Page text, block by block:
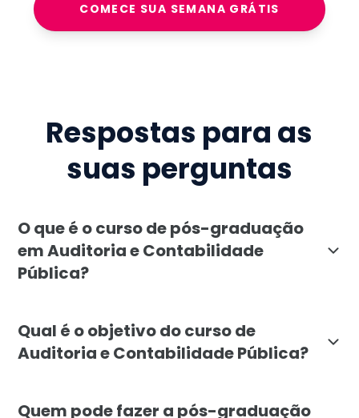
COMECE SUA SEMANA GRÁTIS
Respostas para as
suas perguntas
O que é o curso de pós-graduação
em Auditoria e Contabilidade
Pública?
Qual é o objetivo do curso de
Auditoria e Contabilidade Pública?
Quem pode fazer a pós-graduação